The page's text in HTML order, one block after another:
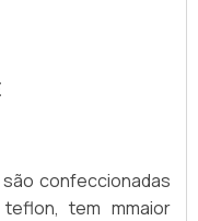
confeccionadas
tem mmaior